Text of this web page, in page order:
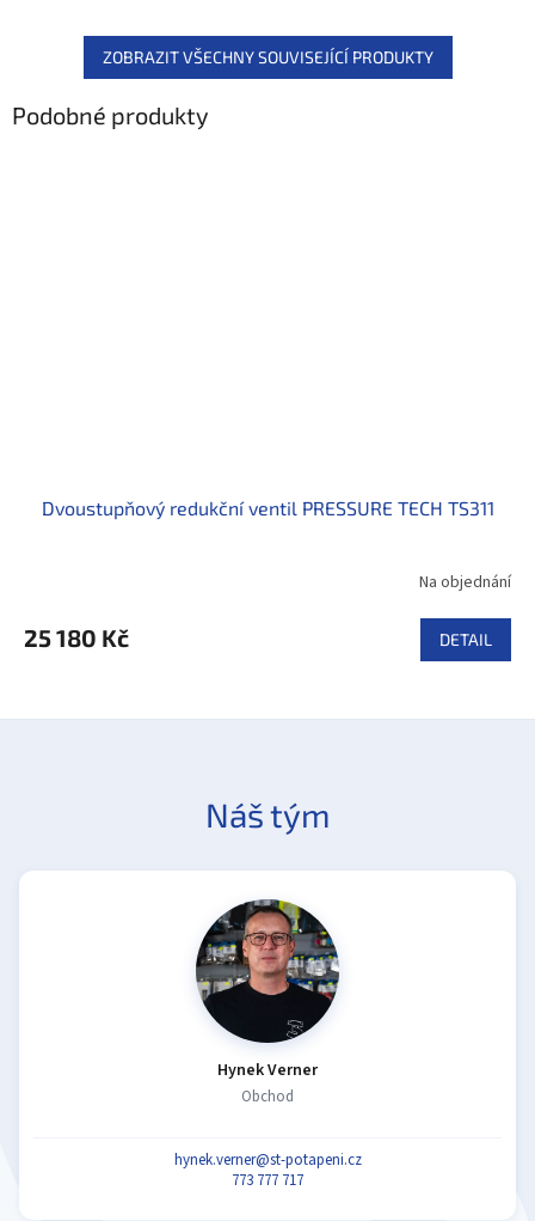
ZOBRAZIT VŠECHNY SOUVISEJÍCÍ PRODUKTY
Podobné produkty
Dvoustupňový redukční ventil PRESSURE TECH TS311
Na objednání
25 180 Kč DETAIL
Náš tým
Hynek Verner
Obchod
hynek.verner@st-potapeni.cz
773 777 717